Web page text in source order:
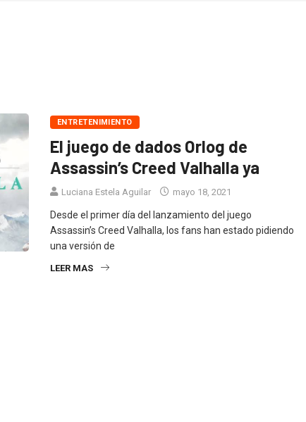
ENTRETENIMIENTO
El juego de dados Orlog de
Assassin’s Creed Valhalla ya
Luciana Estela Aguilar mayo 18, 2021
Desde el primer día del lanzamiento del juego
Assassin’s Creed Valhalla, los fans han estado pidiendo
una versión de
LEER MAS